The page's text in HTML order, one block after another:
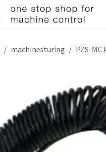
machinesturing PZS-